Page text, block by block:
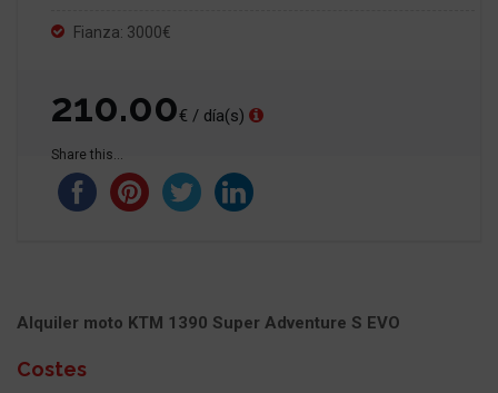
Fianza: 3000€
210.00€ / día(s)
Share this...
Alquiler moto KTM 1390 Super Adventure S EVO
Costes